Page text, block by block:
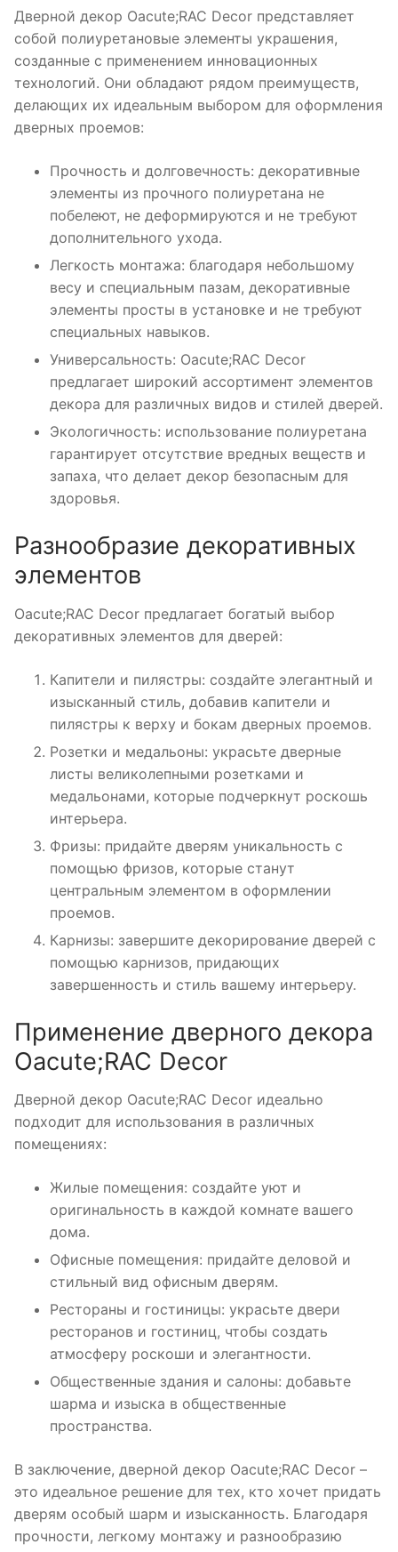
Дверной декор Oacute;RAC Decor представляет
собой полиуретановые элементы украшения,
созданные с применением инновационных
технологий. Они обладают рядом преимуществ,
делающих их идеальным выбором для оформления
дверных проемов:
Прочность и долговечность: декоративные
элементы из прочного полиуретана не
побелеют, не деформируются и не требуют
дополнительного ухода.
Легкость монтажа: благодаря небольшому
весу и специальным пазам, декоративные
элементы просты в установке и не требуют
специальных навыков.
Универсальность: Oacute;RAC Decor
предлагает широкий ассортимент элементов
декора для различных видов и стилей дверей.
Экологичность: использование полиуретана
гарантирует отсутствие вредных веществ и
запаха, что делает декор безопасным для
здоровья.
Разнообразие декоративных
элементов
Oacute;RAC Decor предлагает богатый выбор
декоративных элементов для дверей:
Капители и пилястры: создайте элегантный и
изысканный стиль, добавив капители и
пилястры к верху и бокам дверных проемов.
Розетки и медальоны: украсьте дверные
листы великолепными розетками и
медальонами, которые подчеркнут роскошь
интерьера.
Фризы: придайте дверям уникальность с
помощью фризов, которые станут
центральным элементом в оформлении
проемов.
Карнизы: завершите декорирование дверей с
помощью карнизов, придающих
завершенность и стиль вашему интерьеру.
Применение дверного декора
Oacute;RAC Decor
Дверной декор Oacute;RAC Decor идеально
подходит для использования в различных
помещениях:
Жилые помещения: создайте уют и
оригинальность в каждой комнате вашего
дома.
Офисные помещения: придайте деловой и
стильный вид офисным дверям.
Рестораны и гостиницы: украсьте двери
ресторанов и гостиниц, чтобы создать
атмосферу роскоши и элегантности.
Общественные здания и салоны: добавьте
шарма и изыска в общественные
пространства.
В заключение, дверной декор Oacute;RAC Decor –
это идеальное решение для тех, кто хочет придать
дверям особый шарм и изысканность. Благодаря
прочности, легкому монтажу и разнообразию